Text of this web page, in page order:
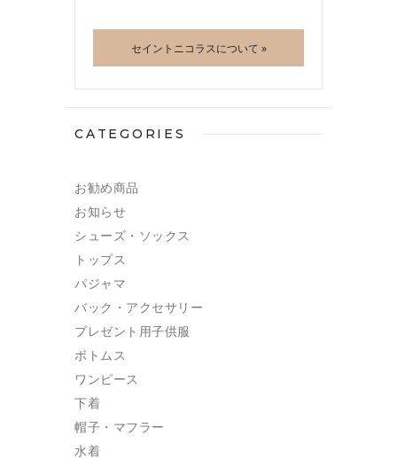
セイントニコラスについて »
CATEGORIES
お勧め商品
お知らせ
シューズ・ソックス
トップス
パジャマ
バック・アクセサリー
プレゼント用子供服
ボトムス
ワンピース
下着
帽子・マフラー
水着